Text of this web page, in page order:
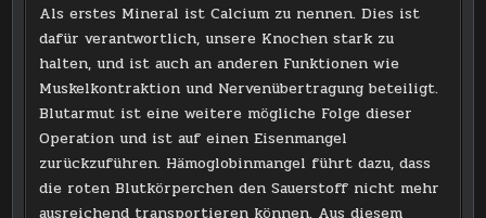
Als erstes Mineral ist Calcium zu nennen. Dies ist
dafür verantwortlich, unsere Knochen stark zu
halten, und ist auch an anderen Funktionen wie
Muskelkontraktion und Nervenübertragung beteiligt.
Blutarmut ist eine weitere mögliche Folge dieser
Operation und ist auf einen Eisenmangel
zurückzuführen. Hämoglobinmangel führt dazu, dass
die roten Blutkörperchen den Sauerstoff nicht mehr
ausreichend transportieren können. Aus diesem